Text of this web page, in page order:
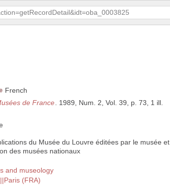
French
de France . 1989, Num. 2, Vol. 39, p. 73, 1 ill.
du Musée du Louvre éditées par le musée et
des musées nationaux
and museology
(FRA)